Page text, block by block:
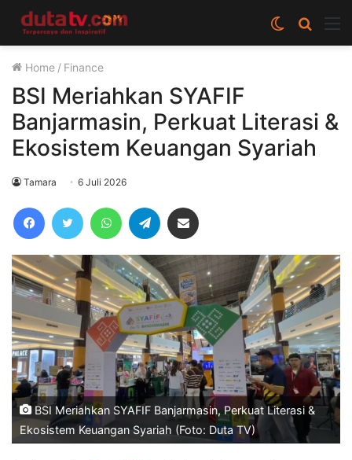
Cari
berita
Switch
skin
Home / Finance
BSI Meriahkan SYAFIF
Banjarmasin, Perkuat Literasi &
Ekosistem Keuangan Syariah
Tamara 6 Juli 2026
FacebookTwitter WhatsAppTelegram
BSI Meriahkan SYAFIF Banjarmasin, Perkuat Literasi &
Ekosistem Keuangan Syariah (Foto: Duta TV)